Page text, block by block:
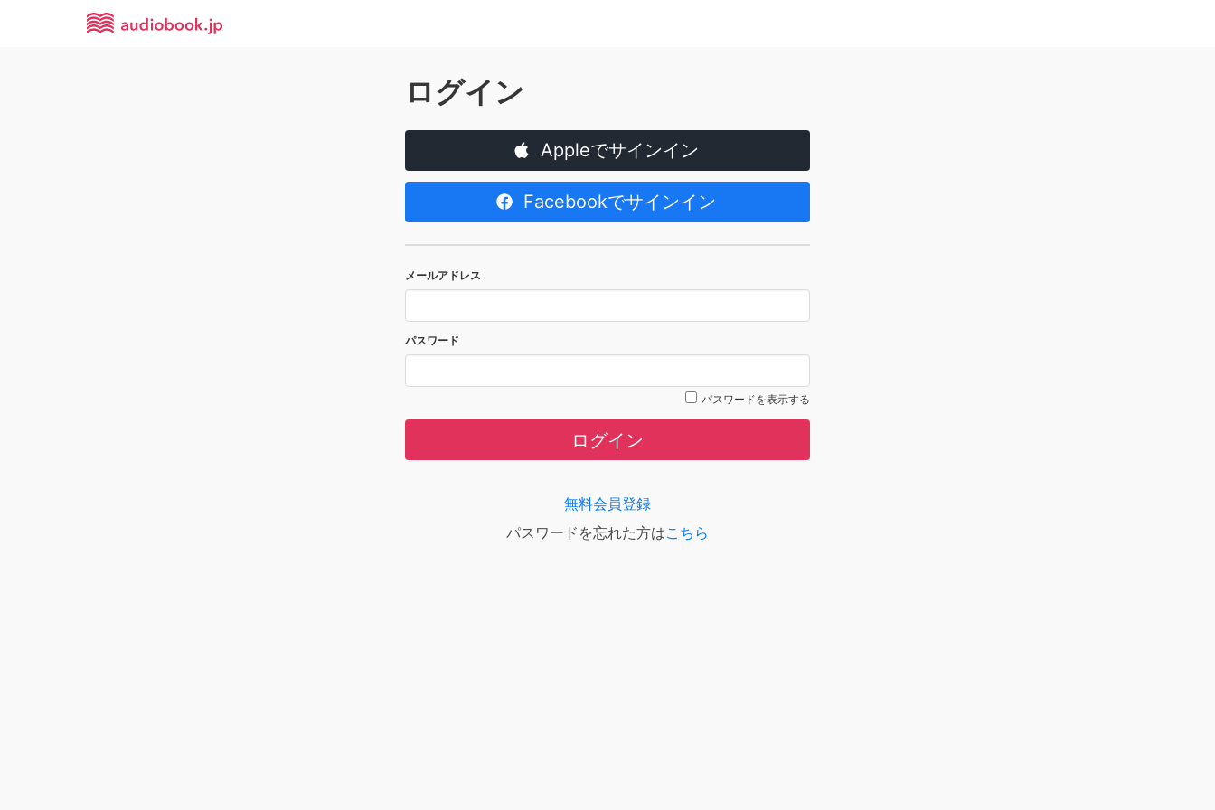
ログイン
Appleでサインイン
Facebookでサインイン
メールアドレス
パスワード
パスワードを表示する
ログイン
無料会員登録
パスワードを忘れた方はこちら